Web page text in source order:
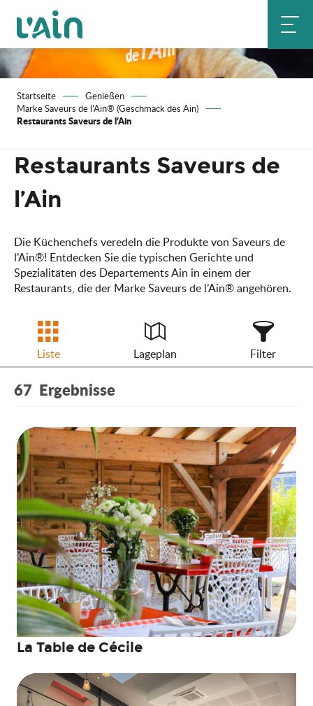
contenu
principal
Startseite
Genießen
Marke Saveurs de l’Ain® (Geschmack des Ain)
Restaurants Saveurs de l’Ain
Restaurants Saveurs de
l’Ain
Die Küchenchefs veredeln die Produkte von Saveurs de
l’Ain®! Entdecken Sie die typischen Gerichte und
Spezialitäten des Departements Ain in einem der
Restaurants, die der Marke Saveurs de l’Ain® angehören.
Liste Lageplan Filter
67 Ergebnisse
La Table de Cécile